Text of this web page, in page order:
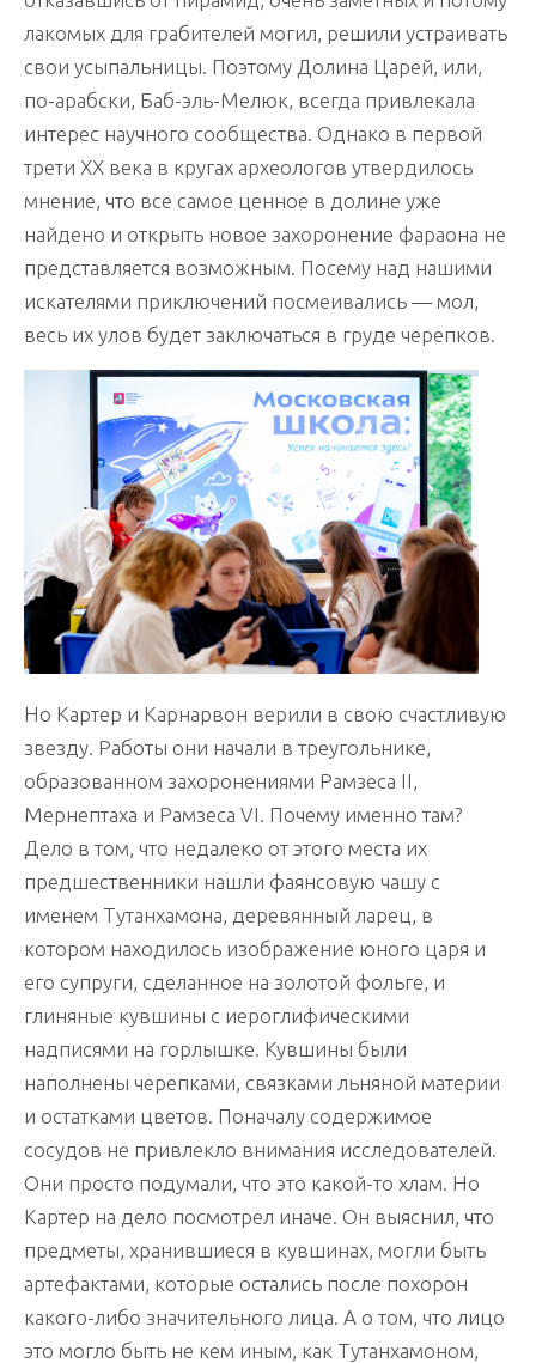
лакомых для грабителей могил, решили устраивать
свои усыпальницы. Поэтому Долина Царей, или,
по-арабски, Баб-эль-Мелюк, всегда привлекала
интерес научного сообщества. Однако в первой
трети ХХ века в кругах археологов утвердилось
мнение, что все самое ценное в долине уже
найдено и открыть новое захоронение фараона не
представляется возможным. Посему над нашими
искателями приключений посмеивались — мол,
весь их улов будет заключаться в груде черепков.
Но Картер и Карнарвон верили в свою счастливую
звезду. Работы они начали в треугольнике,
образованном захоронениями Рамзеса II,
Мернептаха и Рамзеса VI. Почему именно там?
Дело в том, что недалеко от этого места их
предшественники нашли фаянсовую чашу с
именем Тутанхамона, деревянный ларец, в
котором находилось изображение юного царя и
его супруги, сделанное на золотой фольге, и
глиняные кувшины с иероглифическими
надписями на горлышке. Кувшины были
наполнены черепками, связками льняной материи
и остатками цветов. Поначалу содержимое
сосудов не привлекло внимания исследователей.
Они просто подумали, что это какой-то хлам. Но
Картер на дело посмотрел иначе. Он выяснил, что
предметы, хранившиеся в кувшинах, могли быть
артефактами, которые остались после похорон
какого-либо значительного лица. А о том, что лицо
это могло быть не кем иным, как Тутанхамоном,